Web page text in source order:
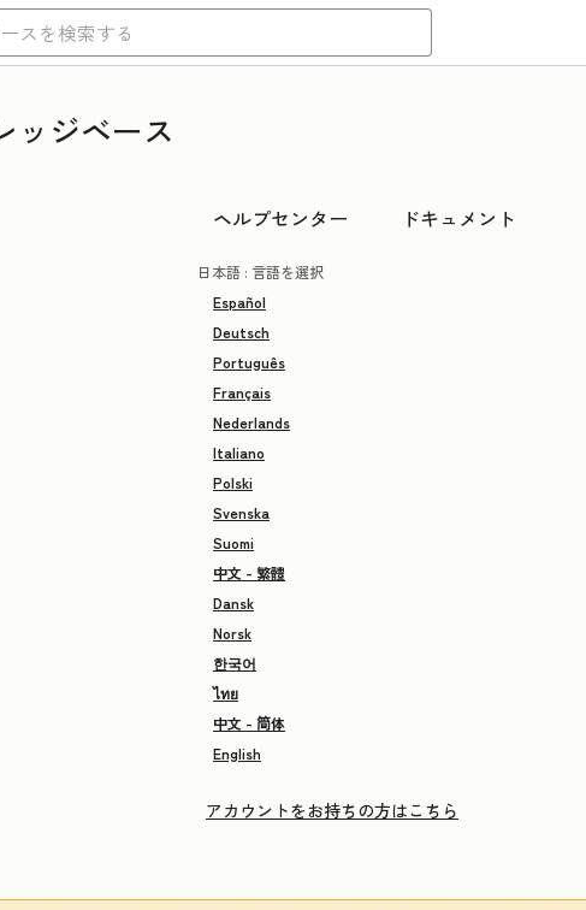
ッジベース
ヘルプセンター ドキュメント
日本語 : 言語を選択
Español
Deutsch
Português
Français
Nederlands
Italiano
Polski
Svenska
Suomi
中文 - 繁體
Dansk
Norsk
한국어
ไทย
中文 - 简体
English
アカウントをお持ちの方はこちら